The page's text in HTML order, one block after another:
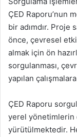
ÇED Raporu’nun
bir adımdır.
önce, çevresel
almak için ön
sorgulanması,
yapılan çalışmalara
ÇED Raporu
yerel yönetimlerin
yürütülmektedir.